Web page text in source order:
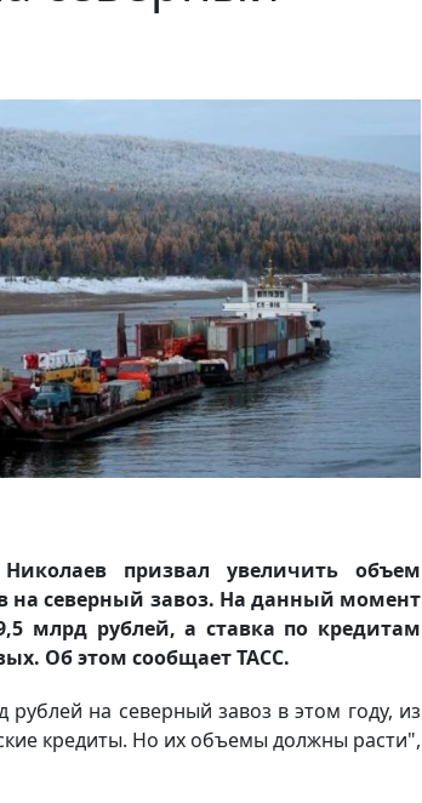
призвал увеличить объем
на северный завоз. На данный момент
млрд рублей, а ставка по кредитам
Об этом сообщает ТАСС.
на северный завоз в этом году, из
кредиты. Но их объемы должны расти",